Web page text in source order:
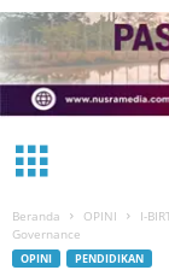
Beranda OPINI
I-
Governance
OPINI PENDIDIKAN